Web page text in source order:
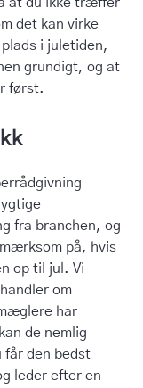
det kan virke
i juletiden,
grundigt, og at
først.
fra branchen, og
på, hvis
op til jul. Vi
om
har
de nemlig
får den bedst
leder efter en